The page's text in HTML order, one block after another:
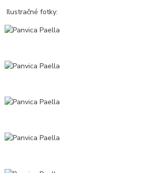
Ilustračné fotky: